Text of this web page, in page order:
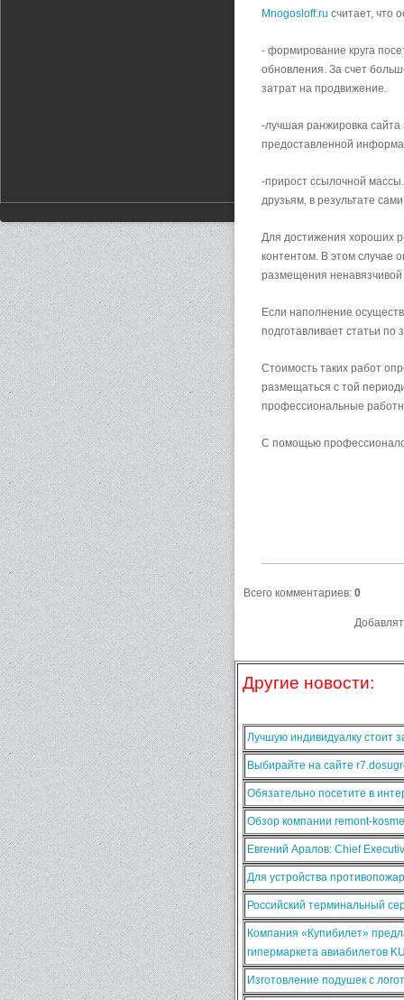
Mnogosloff.ru считает, что
- формирование круга
обновления. За счет
затрат на продвижение.
-лучшая ранжировка сайта
предоставленной
-прирост ссылочной
друзьям, в результате
Для достижения хороших
контентом. В этом случае
размещения ненавязчивой
Если наполнение
подготавливает статьи по
Стоимость таких работ
размещаться с той
профессиональные
С помощью
Всего комментариев: 0
Другие новости:
Лучшую индивидуалку стоит
Выбирайте на сайте
Обязательно посетите в
Обзор компании remont-
Евгений Аралов: Chief
Для устройства
Российский терминальный
Компания «Купибилет»
гипермаркета авиабилетов
Изготовление подушек с